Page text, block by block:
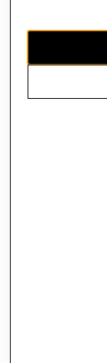
El contenido de esta